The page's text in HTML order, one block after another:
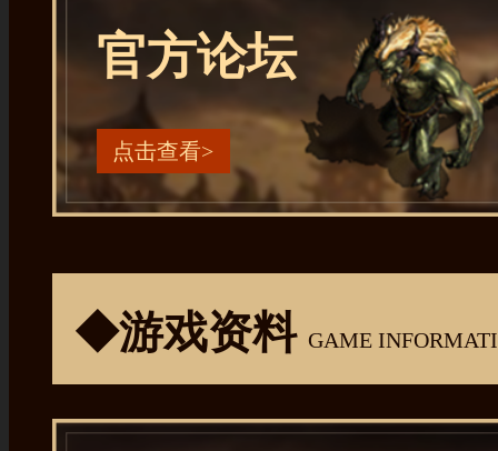
官方论坛
点击查看>
◆游戏资料 GAME